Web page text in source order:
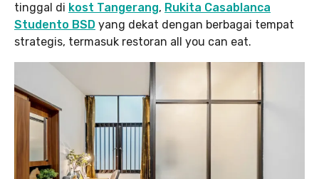
tinggal di kost Tangerang, Rukita Casablanca
Studento BSD yang dekat dengan berbagai tempat
strategis, termasuk restoran all you can eat.